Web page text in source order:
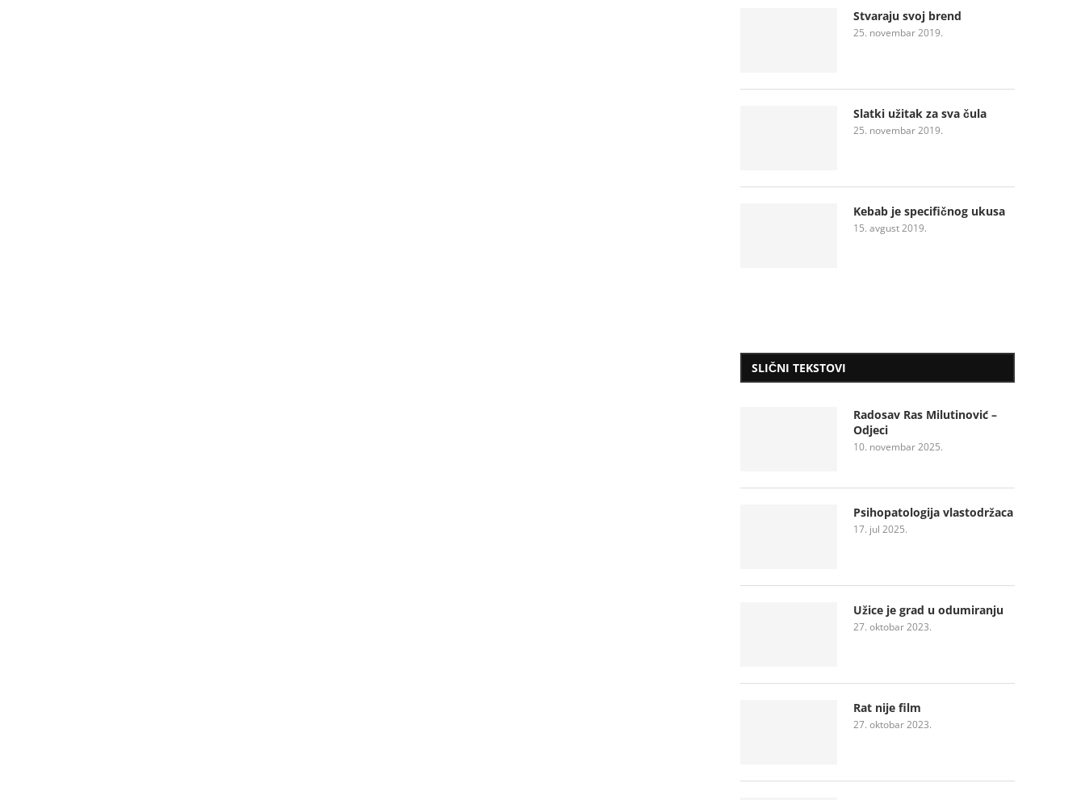
Stvaraju svoj brend
25. novembar 2019.
Slatki užitak za sva čula
25. novembar 2019.
Kebab je specifičnog ukusa
15. avgust 2019.
SLIČNI TEKSTOVI
Radosav Ras Milutinović –
Odjeci
10. novembar 2025.
Psihopatologija vlastodržaca
17. jul 2025.
Užice je grad u odumiranju
27. oktobar 2023.
Rat nije film
27. oktobar 2023.